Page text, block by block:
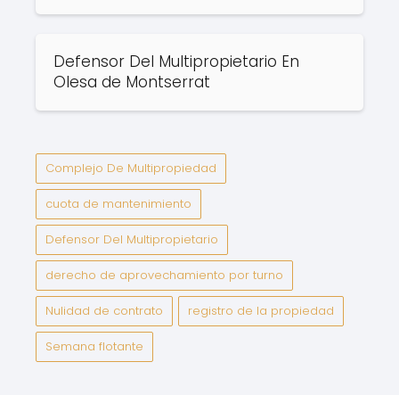
Defensor Del Multipropietario En
Olesa de Montserrat
Complejo De Multipropiedad
cuota de mantenimiento
Defensor Del Multipropietario
derecho de aprovechamiento por turno
Nulidad de contrato registro de la propiedad
Semana flotante